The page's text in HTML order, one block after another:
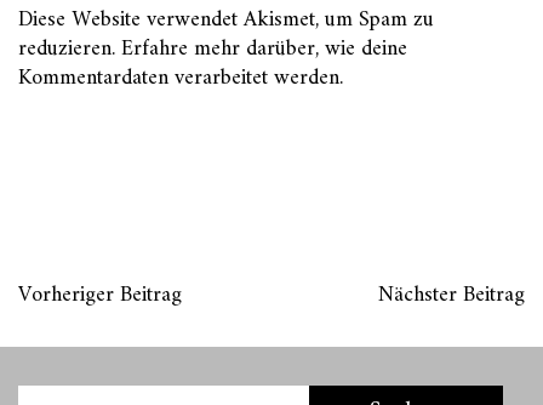
Diese Website verwendet Akismet, um Spam zu
reduzieren.Erfahre mehr darüber, wie deine
Kommentardaten verarbeitet werden.
Vorheriger Beitrag Nächster Beitrag